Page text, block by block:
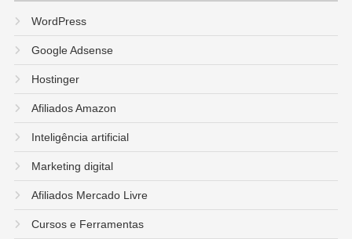
WordPress
Google Adsense
Hostinger
Afiliados Amazon
Inteligência artificial
Marketing digital
Afiliados Mercado Livre
Cursos e Ferramentas